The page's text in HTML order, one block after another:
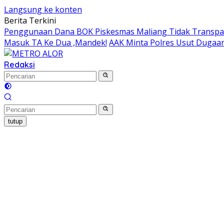
Langsung ke konten
Berita Terkini
Penggunaan Dana BOK Piskesmas Maliang Tidak
Masuk TA Ke Dua ,Mandek! AAK Minta Polres Usut
Redaksi
tutup